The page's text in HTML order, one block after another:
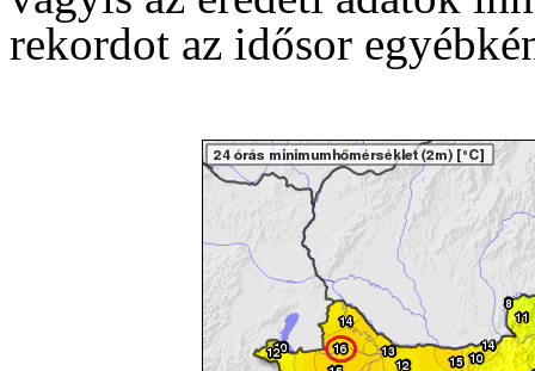
rekordot az idősor